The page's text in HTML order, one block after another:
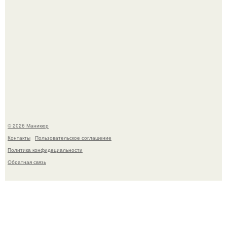
© 2026 Маникюр
Контакты
Пользовательское соглашение
Политика конфидециальности
Обратная связь